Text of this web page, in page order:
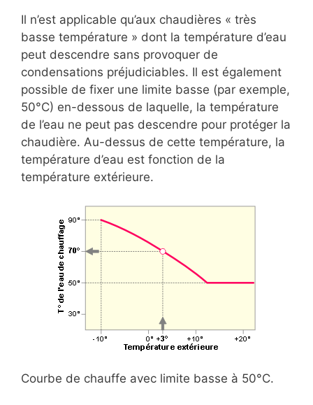
Il n’est applicable qu’aux chaudières « très
basse température » dont la température d’eau
peut descendre sans provoquer de
condensations préjudiciables. Il est également
possible de fixer une limite basse (par exemple,
50°C) en-dessous de laquelle, la température
de l’eau ne peut pas descendre pour protéger la
chaudière. Au-dessus de cette température, la
température d’eau est fonction de la
température extérieure.
Courbe de chauffe avec limite basse à 50°C.